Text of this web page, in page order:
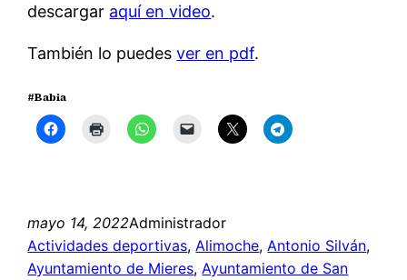
descargar aquí en video.
También lo puedesver en pdf.
#Babia
mayo 14, 2022Administrador
Actividades deportivas, Alimoche, Antonio Silván
Ayuntamiento de Mieres, Ayuntamiento de San